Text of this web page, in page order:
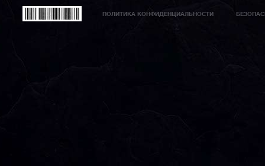
ПОЛИТИКА КОНФИДЕНЦИАЛЬНОСТИ